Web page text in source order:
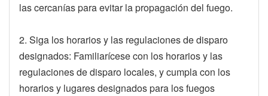
las cercanías para evitar la propagación del fuego.
2. Siga los horarios y las regulaciones de disparo
designados: Familiarícese con los horarios y las
regulaciones de disparo locales, y cumpla con los
horarios y lugares designados para los fuegos